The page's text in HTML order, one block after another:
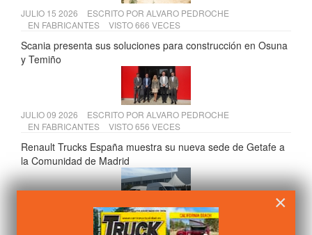
JULIO 15 2026 ESCRITO POR ALVARO PEDROCHE
EN FABRICANTES VISTO 666 VECES
Scania presenta sus soluciones para construcción en Osuna
y Temiño
JULIO 09 2026 ESCRITO POR ALVARO PEDROCHE
EN FABRICANTES VISTO 656 VECES
Renault Trucks España muestra su nueva sede de Getafe a
la Comunidad de Madrid
ESCRITO PORALVARO PEDROCHE
FABRICANTES VISTO 640 VECES
×